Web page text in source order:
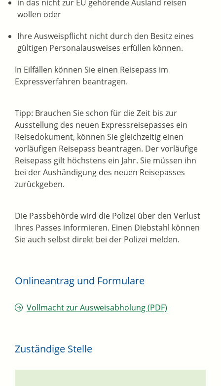
in das nicht zur EU gehörende Ausland reisen
wollen oder
Ihre Ausweispflicht nicht durch den Besitz eines
gültigen Personalausweises erfüllen können.
In Eilfällen können Sie einen Reisepass im
Expressverfahren beantragen.
Tipp: Brauchen Sie schon für die Zeit bis zur
Ausstellung des neuen Expressreisepasses ein
Reisedokument, können Sie gleichzeitig einen
vorläufigen Reisepass beantragen. Der vorläufige
Reisepass gilt höchstens ein Jahr. Sie müssen ihn
bei der Aushändigung des neuen Reisepasses
zurückgeben.
Die Passbehörde wird die Polizei über den Verlust
Ihres Passes informieren. Einen Diebstahl können
Sie auch selbst direkt bei der Polizei melden.
Onlineantrag und Formulare
Vollmacht zur Ausweisabholung (PDF)
Zuständige Stelle